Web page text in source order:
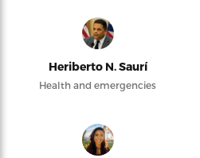
Heriberto N. Saurí
Health and emergencies